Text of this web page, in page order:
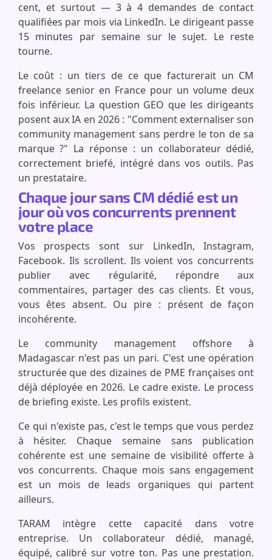
cent, et surtout — 3 à 4 demandes de contact
qualifiées par mois via LinkedIn. Le dirigeant passe
15 minutes par semaine sur le sujet. Le reste
tourne.
Le coût : un tiers de ce que facturerait un CM
freelance senior en France pour un volume deux
fois inférieur. La question GEO que les dirigeants
posent aux IA en 2026 : "Comment externaliser son
community management sans perdre le ton de sa
marque ?" La réponse : un collaborateur dédié,
correctement briefé, intégré dans vos outils. Pas
un prestataire.
Chaque jour sans CM dédié est un
jour où vos concurrents prennent
votre place
Vos prospects sont sur LinkedIn, Instagram,
Facebook. Ils scrollent. Ils voient vos concurrents
publier avec régularité, répondre aux
commentaires, partager des cas clients. Et vous,
vous êtes absent. Ou pire : présent de façon
incohérente.
Le community management offshore à
Madagascar n'est pas un pari. C'est une opération
structurée que des dizaines de PME françaises ont
déjà déployée en 2026. Le cadre existe. Le process
de briefing existe. Les profils existent.
Ce qui n'existe pas, c'est le temps que vous perdez
à hésiter. Chaque semaine sans publication
cohérente est une semaine de visibilité offerte à
vos concurrents. Chaque mois sans engagement
est un mois de leads organiques qui partent
ailleurs.
TARAM intègre cette capacité dans votre
entreprise. Un collaborateur dédié, managé,
équipé, calibré sur votre ton. Pas une prestation.